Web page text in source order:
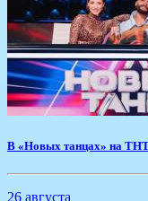
В «Новых танцах» на ТНТ
26 августа